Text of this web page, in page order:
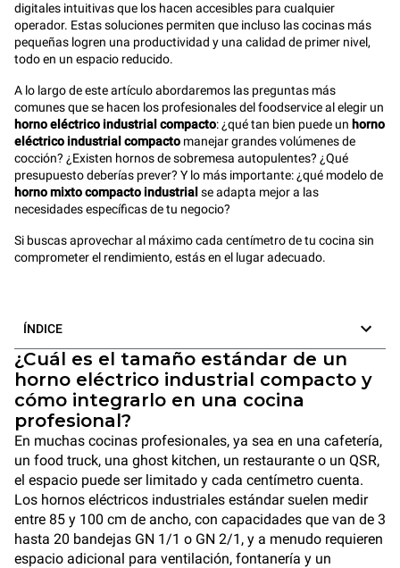
digitales intuitivas que los hacen accesibles para cualquier
operador. Estas soluciones permiten que incluso las cocinas más
pequeñas logren una productividad y una calidad de primer nivel,
todo en un espacio reducido.
A lo largo de este artículo abordaremos las preguntas más
comunes que se hacen los profesionales del foodservice al elegir un
horno eléctrico industrial compacto: ¿qué tan bien puede un horno
eléctrico industrial compacto manejar grandes volúmenes de
cocción? ¿Existen hornos de sobremesa autopulentes? ¿Qué
presupuesto deberías prever? Y lo más importante: ¿qué modelo de
horno mixto compacto industrial se adapta mejor a las
necesidades específicas de tu negocio?
Si buscas aprovechar al máximo cada centímetro de tu cocina sin
comprometer el rendimiento, estás en el lugar adecuado.
ÍNDICE
¿Cuál es el tamaño estándar de un
horno eléctrico industrial compacto y
cómo integrarlo en una cocina
profesional?
En muchas cocinas profesionales, ya sea en una cafetería,
un food truck, una ghost kitchen, un restaurante o un QSR,
el espacio puede ser limitado y cada centímetro cuenta.
Los hornos eléctricos industriales estándar suelen medir
entre 85 y 100 cm de ancho, con capacidades que van de 3
hasta 20 bandejas GN 1/1 o GN 2/1, y a menudo requieren
espacio adicional para ventilación, fontanería y un